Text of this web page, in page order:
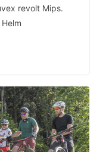
revolt Mips.